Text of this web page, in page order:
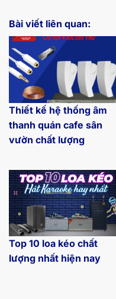
Bài viết liên quan:
Thiết kế hệ thống âm
thanh quán cafe sân
vườn chất lượng
Top 10 loa kéo chất
lượng nhất hiện nay